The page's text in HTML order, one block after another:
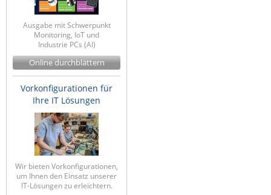
Ausgabe mit Schwerpunkt
Monitoring, IoT und
Industrie PCs (AI)
Online durchblättern
Vorkonfigurationen für
Ihre IT Lösungen
Wir bieten Vorkonfigurationen,
um Ihnen den Einsatz unserer
IT-Lösungen zu erleichtern.